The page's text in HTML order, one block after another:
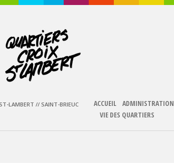
LAMBERT // SAINT-BRIEUC ACCUEIL ADMINISTRATION
VIE DES QUARTIERS